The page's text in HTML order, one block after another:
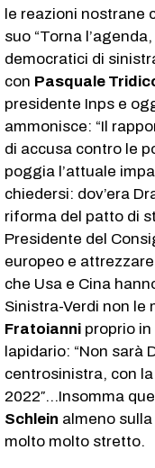
le reazioni nostrane
suo “Torna
democratici di
con Pasquale
presidente Inps e
ammonisce: “Il
di accusa contro le
poggia l’attuale
chiedersi: dov’era
riforma del patto di
Presidente del
europeo e
che Usa e Cina
Sinistra-Verdi non le
Fratoianni proprio in
lapidario: “Non sarà
centrosinistra, con
2022″…Insomma
Schlein almeno
molto molto stretto.